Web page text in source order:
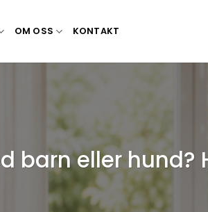
OM OSS KONTAKT
barn eller